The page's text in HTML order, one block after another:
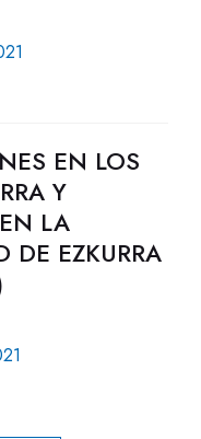
EN LOS
Y
LA
DE EZKURRA